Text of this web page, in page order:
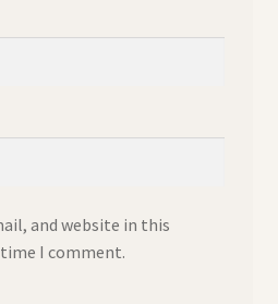
and website in this
I comment.